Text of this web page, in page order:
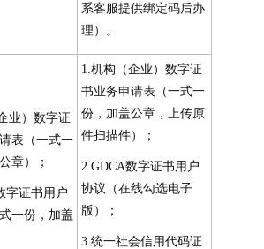
系客服提供绑定码后办
理）。
业）数字证
表（一式一
章）；
字证书用户
一份，加盖
1.机构（企业）数字证
书业务申请表（一式一
份，加盖公章，上传原
件扫描件）；
2.GDCA数字证书用户
协议（在线勾选电子
版）；
3.统一社会信用代码证